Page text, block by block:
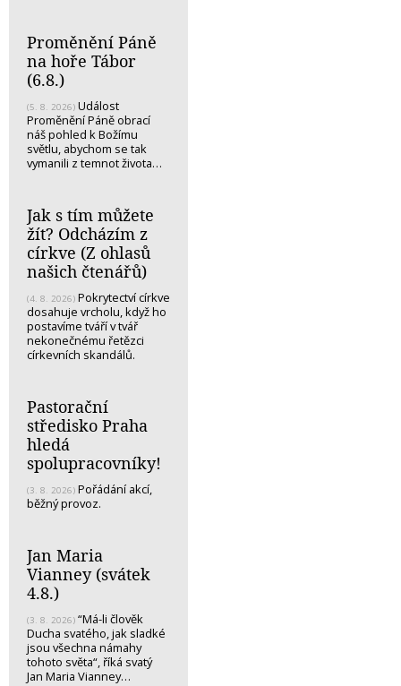
Proměnění Páně
na hoře Tábor
(6.8.)
(5. 8. 2026) Událost
Proměnění Páně obrací
náš pohled k Božímu
světlu, abychom se tak
vymanili z temnot života…
Jak s tím můžete
žít? Odcházím z
církve (Z ohlasů
našich čtenářů)
(4. 8. 2026) Pokrytectví církve
dosahuje vrcholu, když ho
postavíme tváří v tvář
nekonečnému řetězci
církevních skandálů.
Pastorační
středisko Praha
hledá
spolupracovníky!
(3. 8. 2026) Pořádání akcí,
běžný provoz.
Jan Maria
Vianney (svátek
4.8.)
(3. 8. 2026) “Má-li člověk
Ducha svatého, jak sladké
jsou všechna námahy
tohoto světa“, říká svatý
Jan Maria Vianney…